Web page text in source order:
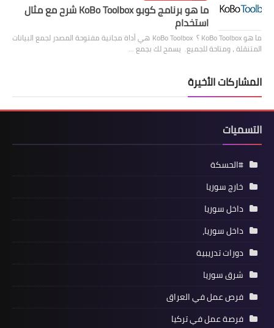
ما هو برنامج كوبو KoBo Toolbox شرح مع مثال
استخدام
ما هو KoBo Toolbox ؟ KoBo Toolbox هي أداة مجانية مفتوحة المصدر لجمع البيانات
المتنقلة ، ومتاحة للجميع. يسمح لك بجمع …
المشاركات الأخيرة
التسميات
#الحسكة
خارج سوريا
داخل سوريا
داخل سوريا،
دورات تدريبية
شرق سوريا
فرص عمل في العراق
فرصة عمل في تركيا